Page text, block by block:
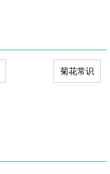
菊花常识